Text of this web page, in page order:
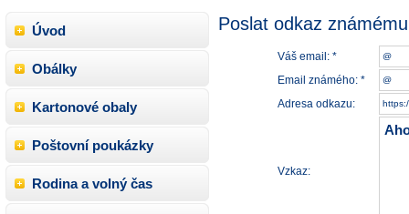
Poslat odkaz známému
Váš email: *
Email známého: *
Adresa odkazu:
Vzkaz:
Úvod
Obálky
Kartonové obaly
Poštovní poukázky
Rodina a volný čas